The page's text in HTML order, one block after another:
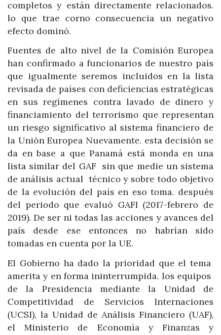
completos y están directamente relacionados.
lo que trae corno consecuencia un negativo
efecto dominó.
Fuentes de alto nivel de la Comisión Europea
han confirmado a funcionarios de nuestro país
que igualmente seremos incluidos en la lista
revisada de países con deficiencias estratégicas
en sus regímenes contra lavado de dinero y
financiamiento del terrorismo que representan
un riesgo significativo al sistema financiero de
la Unión Europea Nuevamente. esta decisión se
da en base a que Panamá está monda en una
lista similar del GAF sin que medie un sistema
de análisis actual técnico y sobre todo objetivo
de la evolución del país en eso toma. después
del periodo que evaluó GAFI (2017-febrero de
2019). De ser ni todas las acciones y avances del
país desde ese entonces no habrían sido
tomadas en cuenta por la UE.
El Gobierno ha dado la prioridad que el tema
amerita y en forma ininterrumpida. los equipos
de la Presidencia mediante la Unidad de
Competitividad de Servicios Internaciones
(UCSI), la Unidad de Análisis Financiero (UAF),
el Ministerio de Economía y Finanzas y